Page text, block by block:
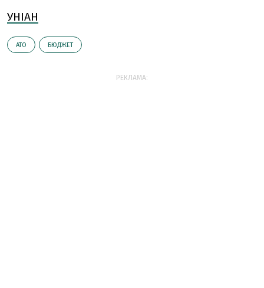
УНІАН
АТО БЮДЖЕТ
РЕКЛАМА: